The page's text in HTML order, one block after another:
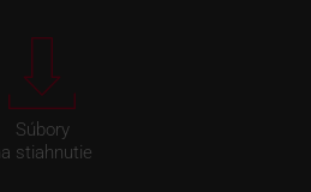
Súbory
stiahnutie